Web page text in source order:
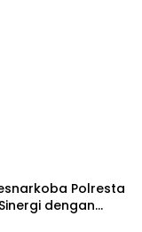
Polresta
dengan